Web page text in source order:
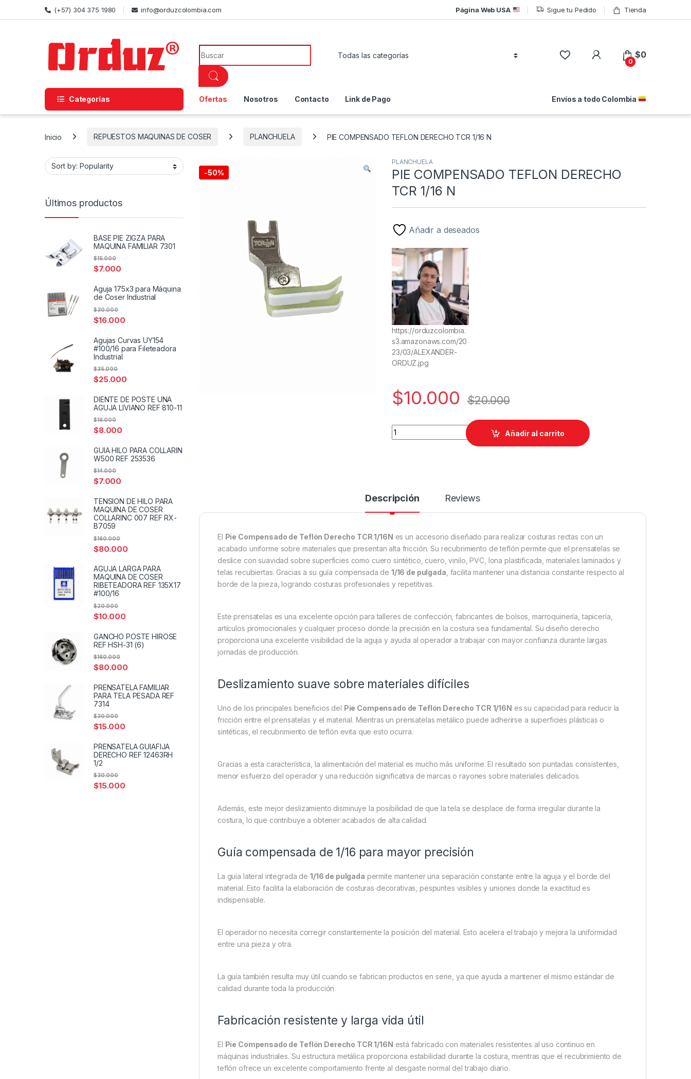
Skip to navigation
Skip to content (+57) 304 375 1980 info@orduzcolombia.com Página Web USA Sigue tu Pedido Tienda
Search for:
0
$0
Categorías Ofertas Nosotros Contacto Link de Pago Envíos a todo Colombia
Inicio REPUESTOS MAQUINAS DE COSER PLANCHUELA PIE COMPENSADO TEFLON DERECHO TCR 1/16 N
-50%
PLANCHUELA
PIE COMPENSADO TEFLON DERECHO
TCR 1/16 N
Añadir a deseados
https://orduzcolombia.
s3.amazonaws.com/20
23/03/ALEXANDER-
ORDUZ.jpg
$10.000 $20.000
PIE COMPENSADO TEFLON DERECHO TCR 1/16 N quantity
Añadir al carrito
Descripción Reviews
El Pie Compensado de Teflón Derecho TCR 1/16N es un accesorio diseñado para realizar costuras rectas con un
acabado uniforme sobre materiales que presentan alta fricción. Su recubrimiento de teflón permite que el prensatelas se
deslice con suavidad sobre superficies como cuero sintético, cuero, vinilo, PVC, lona plastificada, materiales laminados y
telas recubiertas. Gracias a su guía compensada de 1/16 de pulgada , facilita mantener una distancia constante respecto al
borde de la pieza, logrando costuras profesionales y repetitivas.
Este prensatelas es una excelente opción para talleres de confección, fabricantes de bolsos, marroquinería, tapicería,
artículos promocionales y cualquier proceso donde la precisión en la costura sea fundamental. Su diseño derecho
proporciona una excelente visibilidad de la aguja y ayuda al operador a trabajar con mayor confianza durante largas
jornadas de producción.
Deslizamiento suave sobre materiales difíciles
Uno de los principales beneficios del Pie Compensado de Teflón Derecho TCR 1/16N es su capacidad para reducir la
fricción entre el prensatelas y el material. Mientras un prensatelas metálico puede adherirse a superficies plásticas o
sintéticas, el recubrimiento de teflón evita que esto ocurra.
Gracias a esta característica, la alimentación del material es mucho más uniforme. El resultado son puntadas consistentes,
menor esfuerzo del operador y una reducción significativa de marcas o rayones sobre materiales delicados.
Además, este mejor deslizamiento disminuye la posibilidad de que la tela se desplace de forma irregular durante la
costura, lo que contribuye a obtener acabados de alta calidad.
Guía compensada de 1/16 para mayor precisión
La guía lateral integrada de 1/16 de pulgada permite mantener una separación constante entre la aguja y el borde del
material. Esto facilita la elaboración de costuras decorativas, pespuntes visibles y uniones donde la exactitud es
indispensable.
El operador no necesita corregir constantemente la posición del material. Esto acelera el trabajo y mejora la uniformidad
entre una pieza y otra.
La guía también resulta muy útil cuando se fabrican productos en serie, ya que ayuda a mantener el mismo estándar de
calidad durante toda la producción.
Fabricación resistente y larga vida útil
El Pie Compensado de Teflón Derecho TCR 1/16N está fabricado con materiales resistentes al uso continuo en
máquinas industriales. Su estructura metálica proporciona estabilidad durante la costura, mientras que el recubrimiento de
teflón ofrece un excelente comportamiento frente al desgaste normal del trabajo diario.
Últimos productos
BASE PIE ZIGZA PARA
MAQUINA FAMILIAR 7301
$7.000
$15.000
Aguja 175x3 para Máquina
de Coser Industrial
$16.000
$30.000
Agujas Curvas UY154
#100/16 para Fileteadora
Industrial
$25.000
$35.000
DIENTE DE POSTE UNA
AGUJA LIVIANO REF 810-11
$8.000
$16.000
GUIA HILO PARA COLLARIN
W500 REF 253536
$7.000
$14.000
TENSION DE HILO PARA
MAQUINA DE COSER
COLLARINC 007 REF RX-
B7059
$80.000
$160.000
AGUJA LARGA PARA
MAQUINA DE COSER
RIBETEADORA REF 135X17
#100/16
$10.000
$20.000
GANCHO POSTE HIROSE
REF HSH-31 (6)
$80.000
$160.000
PRENSATELA FAMILIAR
PARA TELA PESADA REF
7314
$15.000
$30.000
PRENSATELA GUIAFIJA
DERECHO REF 12463RH
1/2
$15.000
$30.000